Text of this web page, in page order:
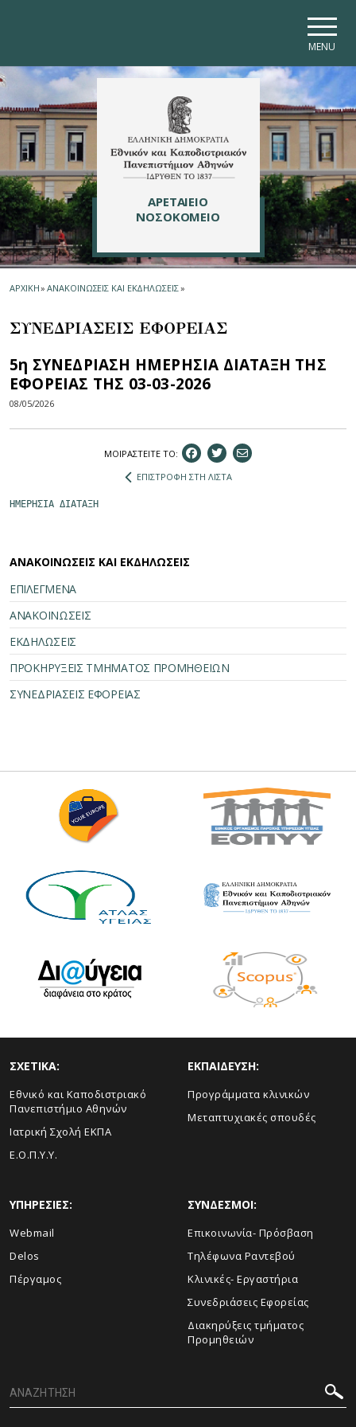
MENU
ΑΡΕΤΑΙΕΙΟ
ΝΟΣΟΚΟΜΕΙΟ
ΑΡΧΙΚΗ» ΑΝΑΚΟΙΝΩΣΕΙΣ ΚΑΙ ΕΚΔΗΛΩΣΕΙΣ»
ΣΥΝΕΔΡΙΑΣΕΙΣ ΕΦΟΡΕΙΑΣ
5η ΣΥΝΕΔΡΙΑΣΗ ΗΜΕΡΗΣΙΑ ΔΙΑΤΑΞΗ ΤΗΣ
ΕΦΟΡΕΙΑΣ ΤΗΣ 03-03-2026
08/05/2026
ΜΟΙΡΑΣΤEIΤΕ ΤΟ:
ΕΠΙΣΤΡΟΦΗ ΣΤΗ ΛΙΣΤΑ
ΗΜΕΡΗΣΙΑ ΔΙΑΤΑΞΗ
ΑΝΑΚΟΙΝΩΣΕΙΣ ΚΑΙ ΕΚΔΗΛΩΣΕΙΣ
ΕΠΙΛΕΓΜΕΝΑ
ΑΝΑΚΟΙΝΩΣΕΙΣ
ΕΚΔΗΛΩΣΕΙΣ
ΠΡΟΚΗΡΥΞΕΙΣ ΤΜΗΜΑΤΟΣ ΠΡΟΜΗΘΕΙΩΝ
ΣΥΝΕΔΡΙΑΣΕΙΣ ΕΦΟΡΕΙΑΣ
ΣΧΕΤΙΚΑ:
Εθνικό και Καποδιστριακό
Πανεπιστήμιο Αθηνών
Ιατρική Σχολή ΕΚΠΑ
Ε.Ο.Π.Υ.Υ.
ΕΚΠΑΙΔΕΥΣΗ:
Προγράμματα κλινικών
Μεταπτυχιακές σπουδές
ΥΠΗΡΕΣΙΕΣ:
Webmail
Delos
Πέργαμος
ΣΥΝΔΕΣΜΟΙ:
Επικοινωνία- Πρόσβαση
Τηλέφωνα Ραντεβού
Κλινικές- Εργαστήρια
Συνεδριάσεις Εφορείας
Διακηρύξεις τμήματος
Προμηθειών